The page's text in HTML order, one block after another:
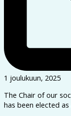
1 joulukuun, 2025
The Chair of our
has been elected